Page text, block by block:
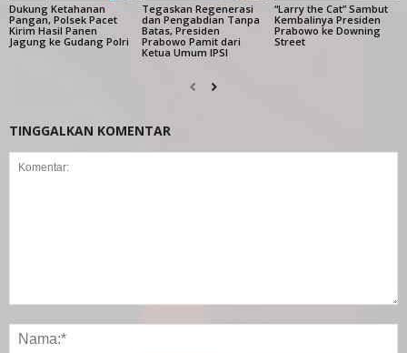
Dukung Ketahanan
Pangan, Polsek Pacet
Kirim Hasil Panen
Jagung ke Gudang Polri
Tegaskan Regenerasi
dan Pengabdian Tanpa
Batas, Presiden
Prabowo Pamit dari
Ketua Umum IPSI
“Larry the Cat” Sambut
Kembalinya Presiden
Prabowo ke Downing
Street
TINGGALKAN KOMENTAR